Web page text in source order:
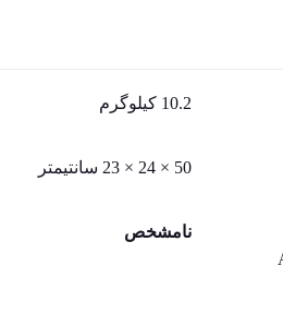
10.2 کیلوگرم
50 × 24 × 23 سانتیمتر
نامشخص